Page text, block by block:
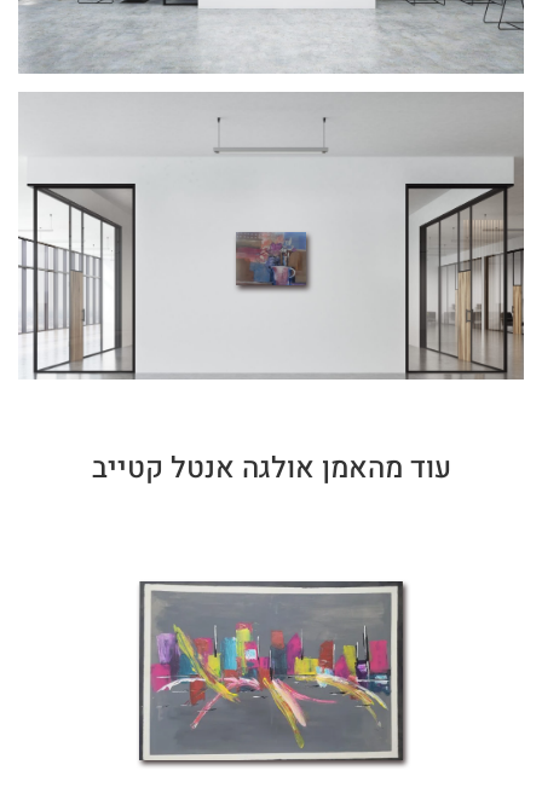
עוד מהאמן אולגה אנטל קטייב